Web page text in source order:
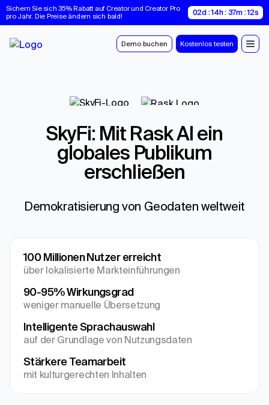
Sichern Sie sich 35% Rabatt auf Creator und Creator Pro
pro Jahr. Die Preise ändern sich bald!
02d : 14h : 37m : 12s
Demo buchen Kostenlos testen
SkyFi: Mit Rask AI ein
globales Publikum
erschließen
Demokratisierung von Geodaten weltweit
100 Millionen Nutzer erreicht
über lokalisierte Markteinführungen
90-95% Wirkungsgrad
weniger manuelle Übersetzung
Intelligente Sprachauswahl
auf der Grundlage von Nutzungsdaten
Stärkere Teamarbeit
mit kulturgerechten Inhalten